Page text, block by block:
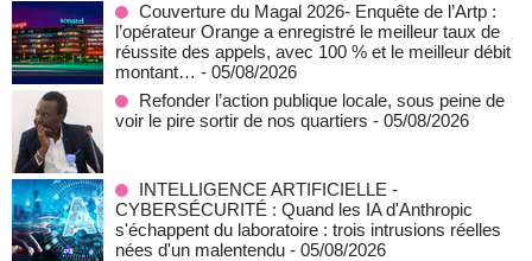
Couverture du Magal 2026- Enquête de l’Artp :
l’opérateur Orange a enregistré le meilleur taux de
réussite des appels, avec 100 % et le meilleur débit
montant… - 05/08/2026
Refonder l’action publique locale, sous peine de
voir le pire sortir de nos quartiers - 05/08/2026
INTELLIGENCE ARTIFICIELLE -
CYBERSÉCURITÉ : Quand les IA d'Anthropic
s'échappent du laboratoire : trois intrusions réelles
nées d'un malentendu - 05/08/2026